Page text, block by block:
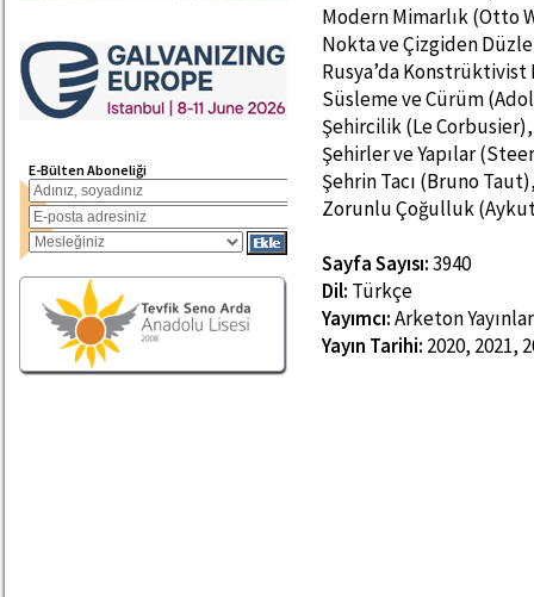
E-Bülten Aboneliği
Modern Mimarlık (Otto
Nokta ve Çizgiden
Rusya’da
Süsleme ve Cürüm
Şehircilik (Le Corbusier),
Şehirler ve Yapılar
Şehrin Tacı (Bruno
Zorunlu Çoğulluk
Sayfa Sayısı:3940
Dil: Türkçe
Yayımcı:Arketon
Yayın Tarihi: 2020, 2021,